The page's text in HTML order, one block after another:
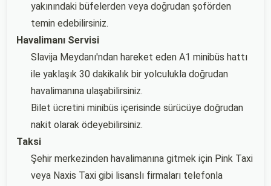
yakınındaki büfelerden veya doğrudan şoförden
temin edebilirsiniz.
Havalimanı Servisi
Slavija Meydanı'ndan hareket eden A1 minibüs hattı
ile yaklaşık 30 dakikalık bir yolculukla doğrudan
havalimanına ulaşabilirsiniz.
Bilet ücretini minibüs içerisinde sürücüye doğrudan
nakit olarak ödeyebilirsiniz.
Taksi
Şehir merkezinden havalimanına gitmek için Pink Taxi
veya Naxis Taxi gibi lisanslı firmaları telefonla